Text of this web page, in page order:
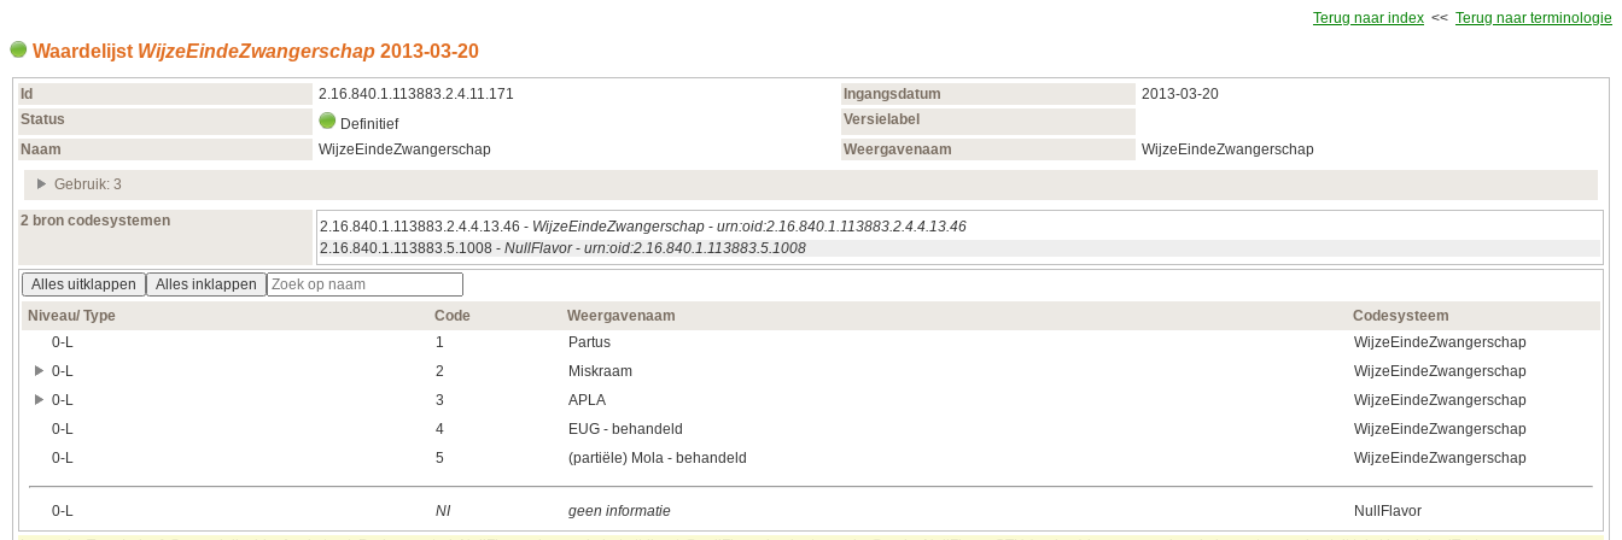
Terug naar index << Terug naar terminologie
Waardelijst WijzeEindeZwangerschap 2013‑03‑20
Id 2.16.840.1.113883.2.4.11.171 Ingangsdatum
2013‑03‑20
Status
Definitief
Versielabel
Naam
WijzeEindeZwangerschap Weergavenaam WijzeEindeZwangerschap
Gebruik: 3
2 bron codesystemen 2.16.840.1.113883.2.4.4.13.46 - WijzeEindeZwangerschap - urn:oid:2.16.840.1.113883.2.4.4.13.46
2.16.840.1.113883.5.1008 - NullFlavor- urn:oid:2.16.840.1.113883.5.1008
Alles uitklappen
Alles inklappen
Niveau/ Type
Code Weergavenaam
Codesysteem
0‑L
1 Partus
WijzeEindeZwangerschap
0‑L
2 Miskraam
WijzeEindeZwangerschap
0‑L
3 APLA
WijzeEindeZwangerschap
0‑L
4 EUG - behandeld
WijzeEindeZwangerschap
0‑L
5 (partiële) Mola - behandeld WijzeEindeZwangerschap
0‑L NI geen informatie NullFlavor